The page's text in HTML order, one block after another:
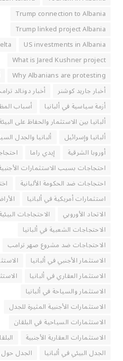
Trump connection to Albania
Trump linked project Albania
US investments in Albania
What is Jared Kushner project
Why Albanians are protesting
أخبار جاريد كوشنر
أخبار دونالد
أزمة سياسية في ألبانيا
أسباب
ألبانيا بين الاستثمار والحفاظ على البيئة
ألبانيا وإسرائيل
ألبانيا والجدل
أوروبا الشرقية
إيدي راما
احتجاجات بسبب الاستثمارات
احتجاجات ضد الحكومة الألبانية
استثمارات أمريكية في ألبانيا
الاتحاد الأوروبي
الاحتجاجات البيئية
الاحتجاجات الشعبية في ألبانيا
الاحتجاجات ضد مشروع صهر ترامب
الاستثمار الأجنبي في ألبانيا
الاستثمار العقاري في ألبانيا
الاستثمار والسياحة في ألبانيا
الاستثمارات الأجنبية المثيرة للجدل
الاستثمارات السياحية في البلقان
الاستثمارات العقارية الأجنبية
الجدل البيئي في ألبانيا
الجدل حول